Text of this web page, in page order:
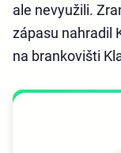
ale nevyužili.
zápasu nahradil
na brankovišti